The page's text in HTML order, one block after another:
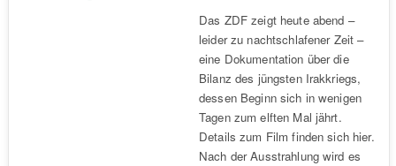
Das ZDF zeigt heute abend –
leider zu nachtschlafener Zeit –
eine Dokumentation über die
Bilanz des jüngsten Irakkriegs,
dessen Beginn sich in wenigen
Tagen zum elften Mal jährt.
Details zum Film finden sich hier.
Nach der Ausstrahlung wird es